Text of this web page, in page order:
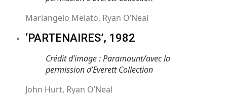
Mariangelo Melato, Ryan O’Neal
‘PARTENAIRES’, 1982
Crédit d’image : Paramount/avec la
permission d’Everett Collection
John Hurt, Ryan O’Neal